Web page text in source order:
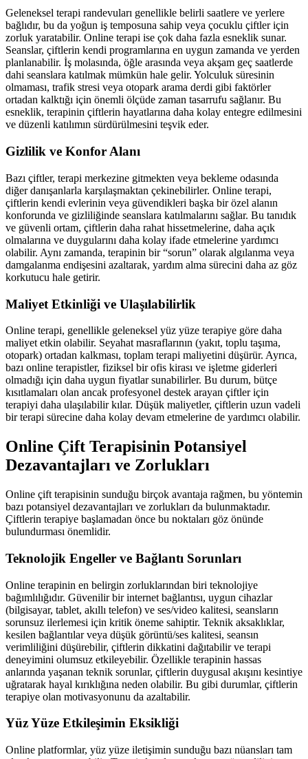
Geleneksel terapi randevuları genellikle belirli saatlere ve yerlere
bağlıdır, bu da yoğun iş temposuna sahip veya çocuklu çiftler için
zorluk yaratabilir. Online terapi ise çok daha fazla esneklik sunar.
Seanslar, çiftlerin kendi programlarına en uygun zamanda ve yerden
planlanabilir. İş molasında, öğle arasında veya akşam geç saatlerde
dahi seanslara katılmak mümkün hale gelir. Yolculuk süresinin
olmaması, trafik stresi veya otopark arama derdi gibi faktörler
ortadan kalktığı için önemli ölçüde zaman tasarrufu sağlanır. Bu
esneklik, terapinin çiftlerin hayatlarına daha kolay entegre edilmesini
ve düzenli katılımın sürdürülmesini teşvik eder.
Gizlilik ve Konfor Alanı
Bazı çiftler, terapi merkezine gitmekten veya bekleme odasında
diğer danışanlarla karşılaşmaktan çekinebilirler. Online terapi,
çiftlerin kendi evlerinin veya güvendikleri başka bir özel alanın
konforunda ve gizliliğinde seanslara katılmalarını sağlar. Bu tanıdık
ve güvenli ortam, çiftlerin daha rahat hissetmelerine, daha açık
olmalarına ve duygularını daha kolay ifade etmelerine yardımcı
olabilir. Aynı zamanda, terapinin bir “sorun” olarak algılanma veya
damgalanma endişesini azaltarak, yardım alma sürecini daha az göz
korkutucu hale getirir.
Maliyet Etkinliği ve Ulaşılabilirlik
Online terapi, genellikle geleneksel yüz yüze terapiye göre daha
maliyet etkin olabilir. Seyahat masraflarının (yakıt, toplu taşıma,
otopark) ortadan kalkması, toplam terapi maliyetini düşürür. Ayrıca,
bazı online terapistler, fiziksel bir ofis kirası ve işletme giderleri
olmadığı için daha uygun fiyatlar sunabilirler. Bu durum, bütçe
kısıtlamaları olan ancak profesyonel destek arayan çiftler için
terapiyi daha ulaşılabilir kılar. Düşük maliyetler, çiftlerin uzun vadeli
bir terapi sürecine daha kolay devam etmelerine de yardımcı olabilir.
Online Çift Terapisinin Potansiyel
Dezavantajları ve Zorlukları
Online çift terapisinin sunduğu birçok avantaja rağmen, bu yöntemin
bazı potansiyel dezavantajları ve zorlukları da bulunmaktadır.
Çiftlerin terapiye başlamadan önce bu noktaları göz önünde
bulundurması önemlidir.
Teknolojik Engeller ve Bağlantı Sorunları
Online terapinin en belirgin zorluklarından biri teknolojiye
bağımlılığıdır. Güvenilir bir internet bağlantısı, uygun cihazlar
(bilgisayar, tablet, akıllı telefon) ve ses/video kalitesi, seansların
sorunsuz ilerlemesi için kritik öneme sahiptir. Teknik aksaklıklar,
kesilen bağlantılar veya düşük görüntü/ses kalitesi, seansın
verimliliğini düşürebilir, çiftlerin dikkatini dağıtabilir ve terapi
deneyimini olumsuz etkileyebilir. Özellikle terapinin hassas
anlarında yaşanan teknik sorunlar, çiftlerin duygusal akışını kesintiye
uğratarak hayal kırıklığına neden olabilir. Bu gibi durumlar, çiftlerin
terapiye olan motivasyonunu da azaltabilir.
Yüz Yüze Etkileşimin Eksikliği
Online platformlar, yüz yüze iletişimin sunduğu bazı nüansları tam